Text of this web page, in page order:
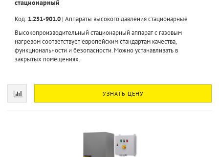
стационарный
Код: 1.251-901.0 | Аппараты высокого давления стационарные
Высокопроизводительный стационарный аппарат с газовым
нагревом соответствует европейским стандартам качества,
функциональности и безопасности. Можно устанавливать в
закрытых помещениях.
УЗНАТЬ ЦЕНУ